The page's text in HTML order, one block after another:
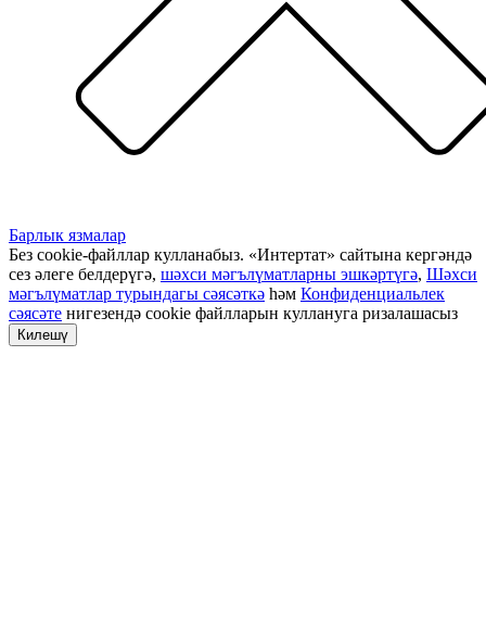
Барлык язмалар
Без cookie-файллар кулланабыз. «Интертат» сайтына кергәндә
сез әлеге белдерүгә, шәхси мәгълүматларны эшкәртүгә, Шәхси
мәгълүматлар турындагы сәясәткә һәм Конфиденциальлек
сәясәте нигезендә cookie файлларын куллануга ризалашасыз
Килешү